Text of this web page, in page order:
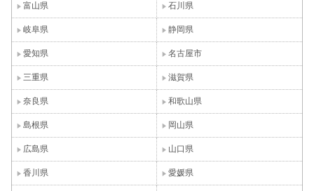
富山県 石川県
岐阜県 静岡県
愛知県 名古屋市
三重県 滋賀県
奈良県 和歌山県
島根県 岡山県
広島県 山口県
香川県 愛媛県